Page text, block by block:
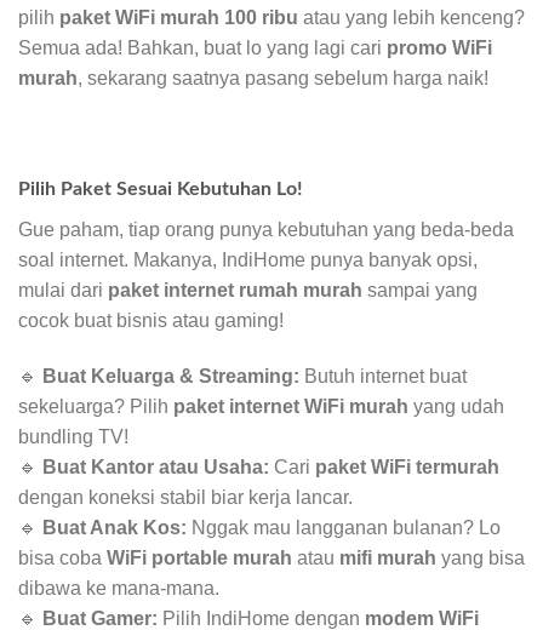
pilih paket WiFi murah 100 ribu atau yang lebih kenceng?
Semua ada! Bahkan, buat lo yang lagi cari promo WiFi
murah, sekarang saatnya pasang sebelum harga naik!
Pilih Paket Sesuai Kebutuhan Lo!
Gue paham, tiap orang punya kebutuhan yang beda-beda
soal internet. Makanya, IndiHome punya banyak opsi,
mulai dari paket internet rumah murah sampai yang
cocok buat bisnis atau gaming!
🔹 Buat Keluarga & Streaming: Butuh internet buat
sekeluarga? Pilih paket internet WiFi murah yang udah
bundling TV!
🔹
Buat Kantor atau Usaha: Cari paket WiFi termurah
dengan koneksi stabil biar kerja lancar.
🔹
Buat Anak Kos: Nggak mau langganan bulanan? Lo
bisa coba WiFi portable murah atau mifi murah yang bisa
dibawa ke mana-mana.
🔹
Buat Gamer: Pilih IndiHome dengan modem WiFi